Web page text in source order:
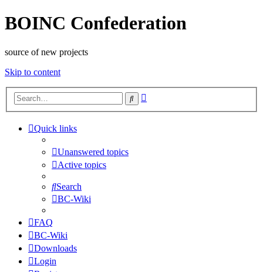
BOINC Confederation
source of new projects
Skip to content
Search
Quick links
Unanswered topics
Active topics
Search
BC-Wiki
FAQ
BC-Wiki
Downloads
Login